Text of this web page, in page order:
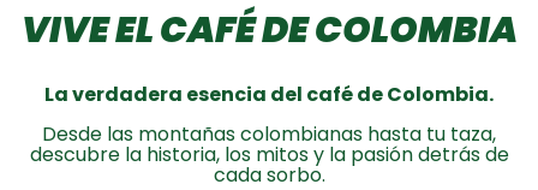
VIVE EL CAFÉ DE COLOMBIA
La verdadera esencia del café de Colombia.
Desde las montañas colombianas hasta tu taza,
descubre la historia, los mitos y la pasión detrás de
cada sorbo.